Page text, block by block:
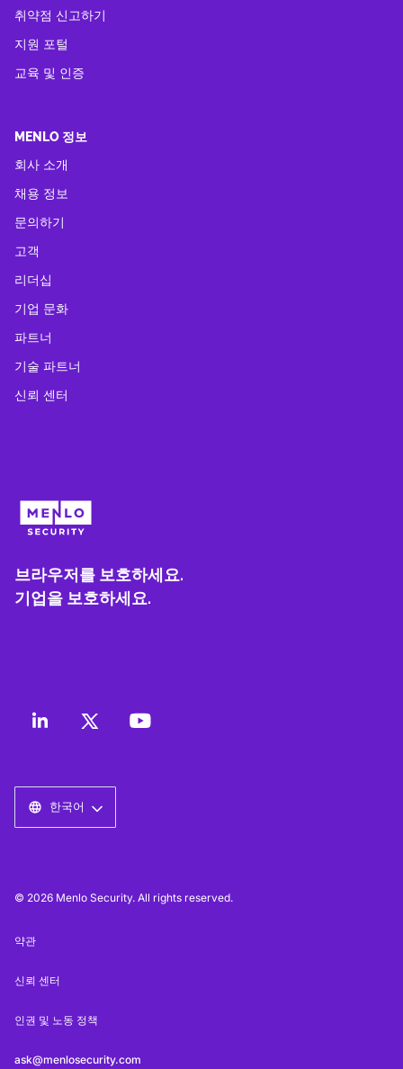
취약점 신고하기
지원 포털
교육 및 인증
MENLO 정보
회사 소개
채용 정보
문의하기
고객
리더십
기업 문화
파트너
기술 파트너
신뢰 센터
브라우저를 보호하세요.
기업을 보호하세요.
한국어
© 2026 Menlo Security. All rights reserved.
약관
신뢰 센터
인권 및 노동 정책
ask@menlosecurity.com